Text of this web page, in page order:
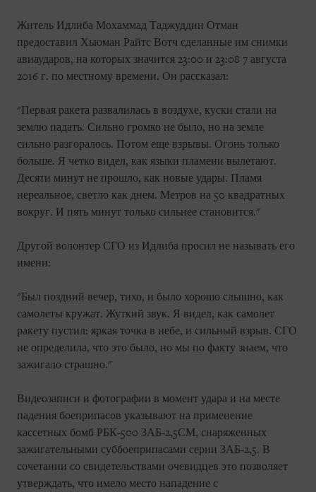
Житель Идлиба Мохаммад Таджуддин Отман
предоставил Хьюман Райтс Вотч сделанные им снимки
авиаударов, на которых значится 23:00 и 23:08 7 августа
2016 г. по местному времени. Он рассказал:
"Первая ракета развалилась в воздухе, куски стали на
землю падать. Сильно громко не было, но на земле
сильно разгоралось. Потом еще взрывы. Огонь только
больше. Я четко видел, как языки пламени вылетают.
Десяти минут не прошло, как новые удары. Пламя
нереальное, светло как днем. Метров на 50 квадратных
вокруг. И пять минут только сильнее становится."
Другой волонтер СГО из Идлиба просил не называть его
имени:
"Был поздний вечер, тихо, и было хорошо слышно, как
самолеты кружат. Жуткий звук. Я видел, как самолет
ракету пустил: яркая точка в небе, и сильный взрыв. СГО
не определила, что это было, но мы по факту знаем, что
зажигало страшно."
Видеозаписи и фотографии в момент удара и на месте
падения боеприпасов указывают на применение
кассетных бомб РБК-500 ЗАБ-2,5СМ, снаряженных
зажигательными суббоеприпасами серии ЗАБ-2,5. В
сочетании со свидетельствами очевидцев это позволяет
утверждать, что имело место нападение с